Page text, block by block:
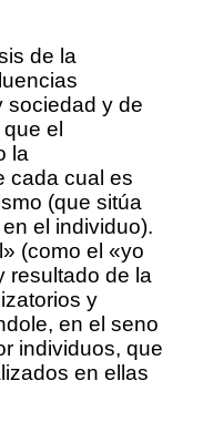
de la
sociedad y de
el
la
cada cual es
(que sitúa
el individuo).
(como el «yo
resultado de la
y
en el seno
individuos, que
en ellas